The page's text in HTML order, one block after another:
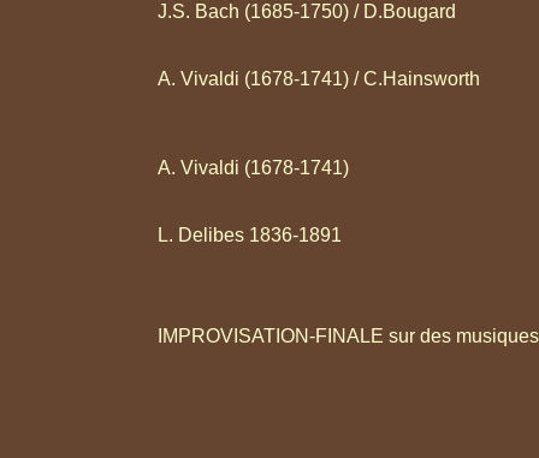
J.S. Bach (1685-1750) / D.Bougard
A. Vivaldi (1678-1741) / C.Hainsworth
A. Vivaldi (1678-1741)
L. Delibes 1836-1891
IMPROVISATION-FINALE sur des